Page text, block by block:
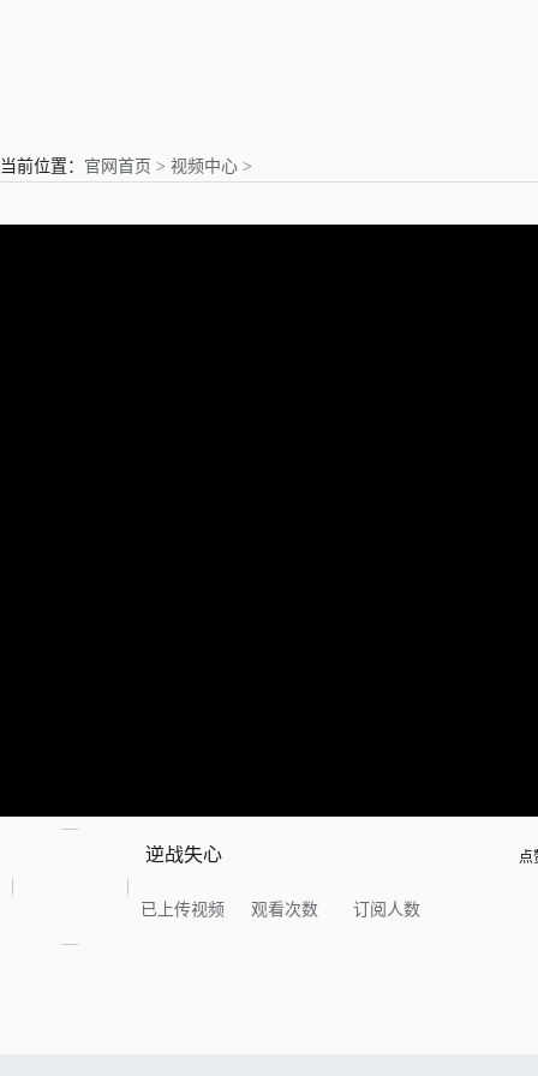
当前位置： 官网首页 > 视频中心 >
逆战失心
已上传视频 观看次数 订阅人数
点